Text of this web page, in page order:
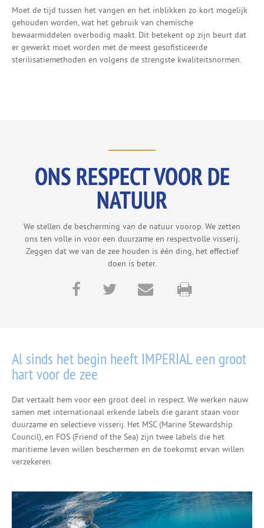
Moet de tijd tussen het vangen en het inblikken zo kort mogelijk
gehouden worden, wat het gebruik van chemische
bewaarmiddelen overbodig maakt. Dit betekent op zijn beurt dat
er gewerkt moet worden met de meest gesofisticeerde
sterilisatiemethoden en volgens de strengste kwaliteitsnormen.
ONS RESPECT VOOR DE
NATUUR
We stellen de bescherming van de natuur voorop. We zetten
ons ten volle in voor een duurzame en respectvolle visserij.
Zeggen dat we van de zee houden is één ding, het effectief
doen is beter.
Al sinds het begin heeft IMPERIAL een groot
hart voor de zee
Dat vertaalt hem voor een groot deel in respect. We werken nauw
samen met internationaal erkende labels die garant staan voor
duurzame en selectieve visserij. Het MSC (Marine Stewardship
Council), en FOS (Friend of the Sea) zijn twee labels die het
maritieme leven willen beschermen en de toekomst ervan willen
verzekeren.